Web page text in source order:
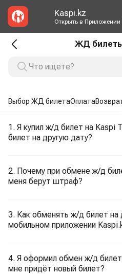
Kaspi.kz
Открыть в Приложении
ЖД
Выбор ЖД билетаОплата
1. Я купил ж/д билет на Kaspi
билет на другую дату?
2. Почему при обмене ж/д
меня берут штраф?
3. Как обменять ж/д билет на
мобильном приложении
4. Я оформил обмен ж/д
мне придёт новый билет?